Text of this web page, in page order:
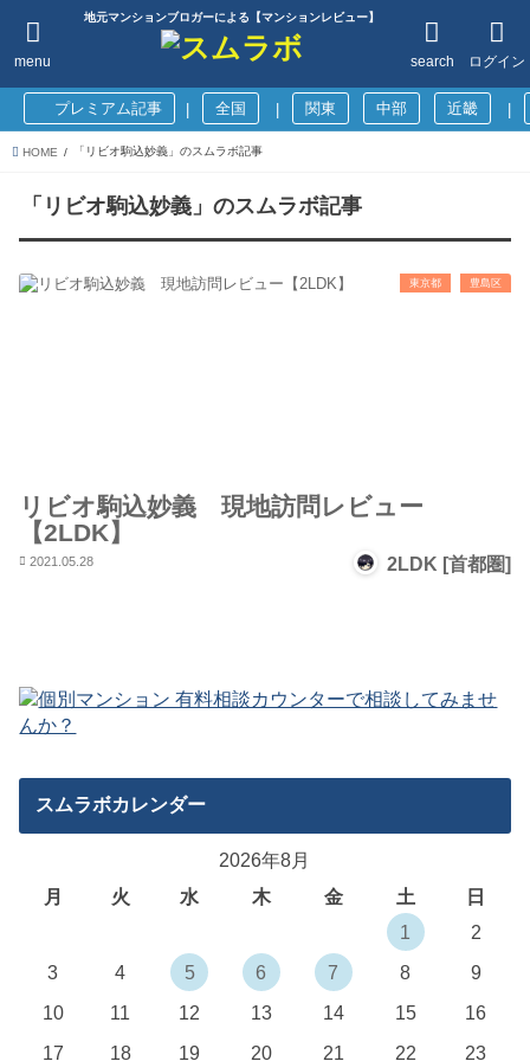
地元マンションブロガーによる【マンションレビュー】
ログイン
search
menu
プレミアム記事 全国 関東 中部 近畿
HOME 「リビオ駒込妙義」のスムラボ記事
「リビオ駒込妙義」のスムラボ記事
東京都 豊島区
リビオ駒込妙義 現地訪問レビュー
【2LDK】
2021.05.28 2LDK [首都圏]
スムラボカレンダー
2026年8月
月
火 水 木 金 土
日
1
2
3
4 5 6 7 8
9
10
11 12 13 14 15
16
17
18 19 20 21 22 23